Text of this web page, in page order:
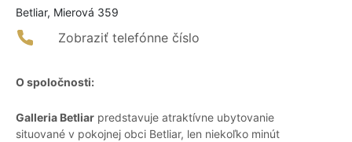
Betliar, Mierová 359
Zobraziť telefónne číslo
O spoločnosti:
Galleria Betliar predstavuje atraktívne ubytovanie
situované v pokojnej obci Betliar, len niekoľko minút